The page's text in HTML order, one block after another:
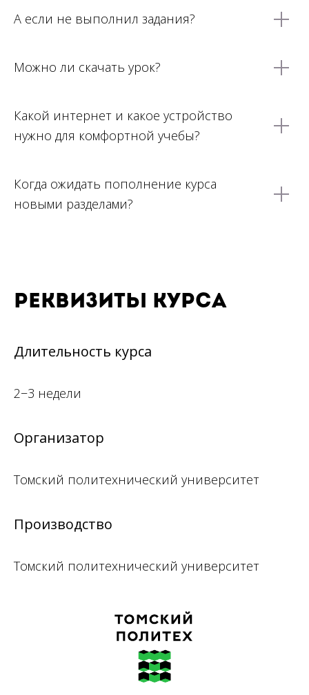
А если не выполнил задания?
Можно ли скачать урок?
Какой интернет и какое устройство
нужно для комфортной учебы?
Когда ожидать пополнение курса
новыми разделами?
Реквизиты курса
Длительность курса
2−3 недели
Организатор
Томский политехнический университет
Производство
Томский политехнический университет